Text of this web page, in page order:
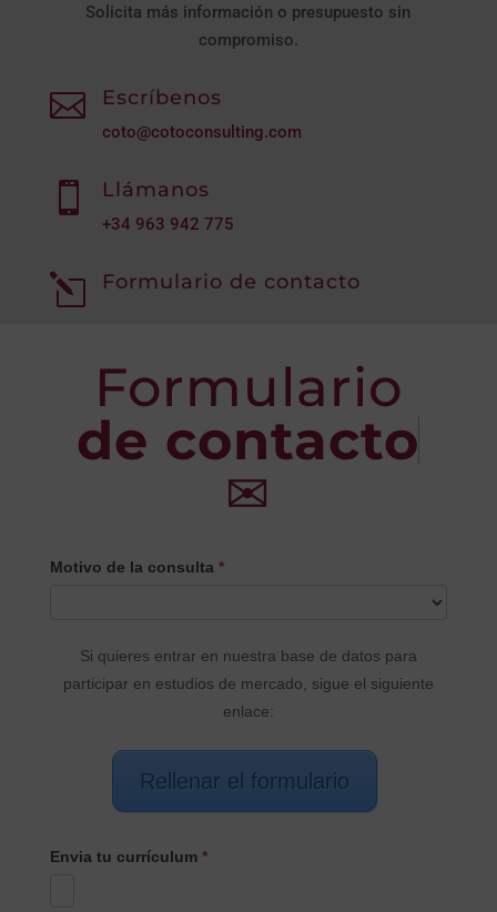
Solicita más información o presupuesto sin
compromiso.
 Escríbenos
coto@cotoconsulting.com
 Llámanos
+34 963 942 775
l Formulario de contacto
Formulario
de contacto
✉
CONTACTO
Motivo de la consulta *
Si quieres entrar en nuestra base de datos para
participar en estudios de mercado, sigue el siguiente
enlace:
Rellenar el formulario
Envia tu currículum *